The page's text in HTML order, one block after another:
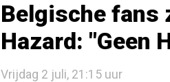
Belgische fans
Hazard: "Geen
Vrijdag 2 juli, 21:15 uur